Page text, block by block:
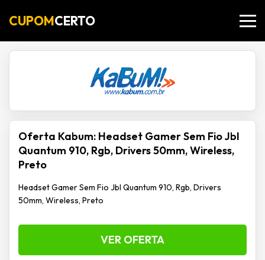
CUPOMCERTO
Oferta Kabum: Headset Gamer Sem Fio Jbl
Quantum 910, Rgb, Drivers 50mm, Wireless,
Preto
Headset Gamer Sem Fio Jbl Quantum 910, Rgb, Drivers
50mm, Wireless, Preto
VER OFERTA